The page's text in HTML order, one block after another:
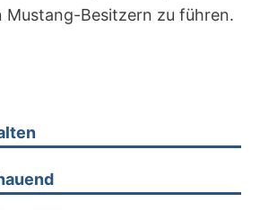
Mustang-Besitzern zu führen.